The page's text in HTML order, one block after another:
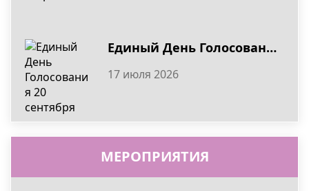
Единый День Голосования 20 сентября
17 июля 2026
МЕРОПРИЯТИЯ